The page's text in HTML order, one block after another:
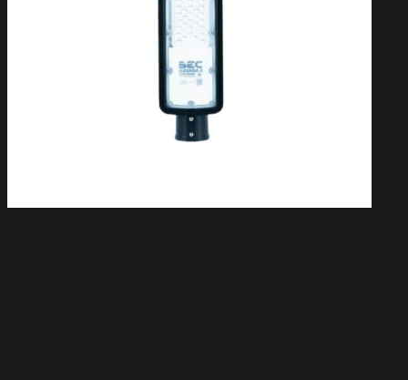
Floodlight Solar Cell